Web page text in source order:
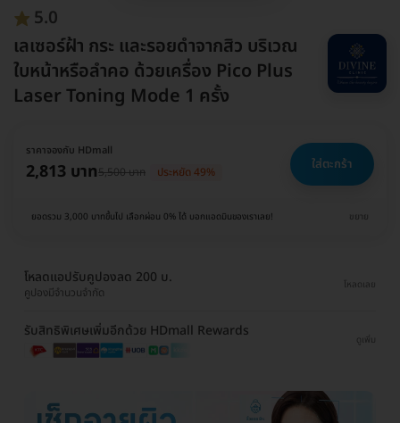
5.0
เลเซอร์ฝ้า กระ และรอยดำจากสิว บริเวณ
ใบหน้าหรือลำคอ ด้วยเครื่อง Pico Plus
Laser Toning Mode 1 ครั้ง
ราคาจองกับ HDmall
2,813 บาท5,500 บาท ประหยัด 49% ใส่ตะกร้า
ยอดรวม 3,000 บาทขึ้นไป เลือกผ่อน 0% ได้ บอกแอดมินของเราเลย! ขยาย
โหลดแอปรับคูปองลด 200 บ.
คูปองมีจำนวนจำกัด
โหลดเลย
รับสิทธิพิเศษเพิ่มอีกด้วย HDmall Rewards
ดูเพิ่ม